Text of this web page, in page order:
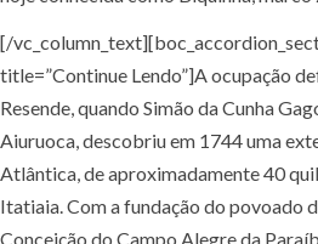
[/
title=”Continue Lendo”]A ocupação
Resende, quando Simão da Cunha
Aiuruoca, descobriu em 1744 uma
Atlântica, de aproximadamente 40
Itatiaia. Com a fundação do povoado
Conceição do Campo Alegre da